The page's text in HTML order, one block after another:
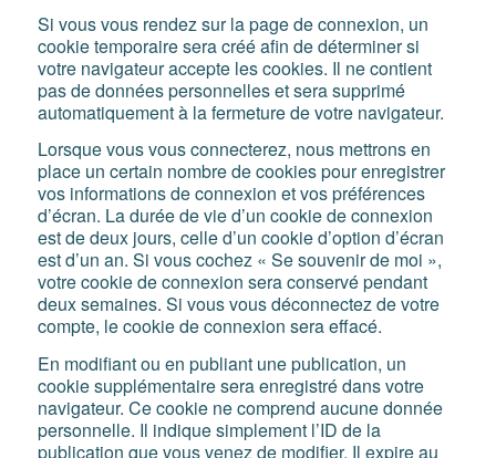
Si vous vous rendez sur la page de connexion, un
cookie temporaire sera créé afin de déterminer si
votre navigateur accepte les cookies. Il ne contient
pas de données personnelles et sera supprimé
automatiquement à la fermeture de votre navigateur.
Lorsque vous vous connecterez, nous mettrons en
place un certain nombre de cookies pour enregistrer
vos informations de connexion et vos préférences
d’écran. La durée de vie d’un cookie de connexion
est de deux jours, celle d’un cookie d’option d’écran
est d’un an. Si vous cochez « Se souvenir de moi »,
votre cookie de connexion sera conservé pendant
deux semaines. Si vous vous déconnectez de votre
compte, le cookie de connexion sera effacé.
En modifiant ou en publiant une publication, un
cookie supplémentaire sera enregistré dans votre
navigateur. Ce cookie ne comprend aucune donnée
personnelle. Il indique simplement l’ID de la
publication que vous venez de modifier. Il expire au